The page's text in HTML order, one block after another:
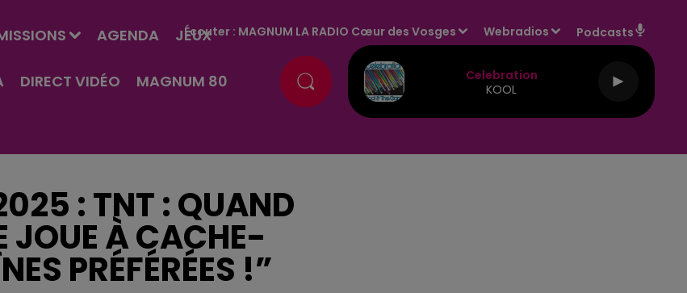
AGENDA JEUX
DIRECT VIDÉO MAGNUM 80
Écouter : MAGNUM LA RADIO Cœur des Vosges Webradios Podcasts
Celebration
KOOL
: TNT : QUAND
JOUE À CACHE-
PRÉFÉRÉES !”